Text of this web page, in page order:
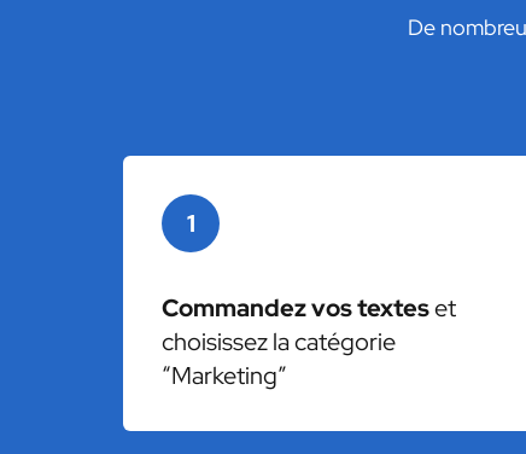
De
1
Commandez vos texteset
choisissez la catégorie
“Marketing”